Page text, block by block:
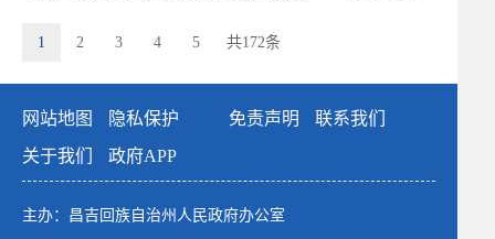
1 2 3 4 5 共172条
网站地图 隐私保护 免责声明
联系我们
关于我们
政府APP
主办：昌吉回族自治州人民政府办公室